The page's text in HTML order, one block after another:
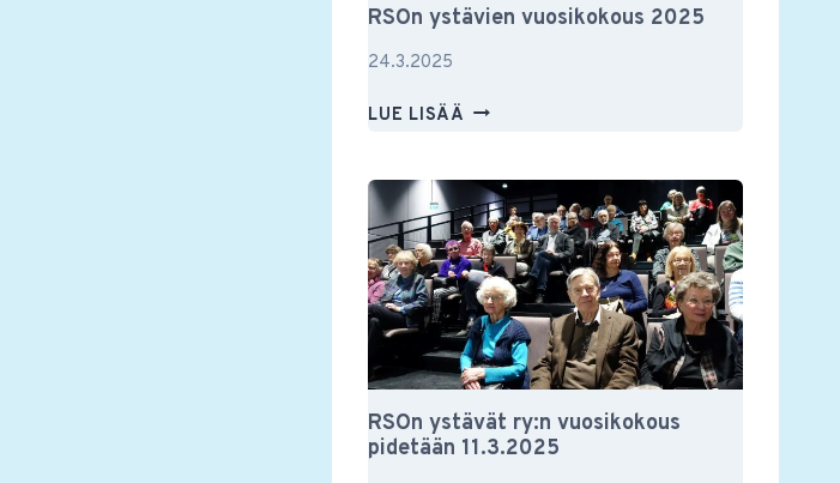
RSOn ystävien vuosikokous 2025
24.3.2025
LUE LISÄÄ RSON
2025
RSOn ystävät ry:n vuosikokous
pidetään 11.3.2025